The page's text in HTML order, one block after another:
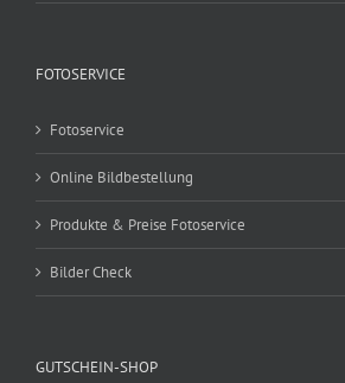
FOTOSERVICE
Fotoservice
Online Bildbestellung
Produkte & Preise Fotoservice
Bilder Check
GUTSCHEIN-SHOP